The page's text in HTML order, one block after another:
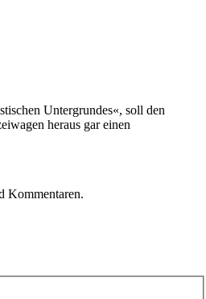
Untergrundes«, soll den
heraus gar einen
Kommentaren.